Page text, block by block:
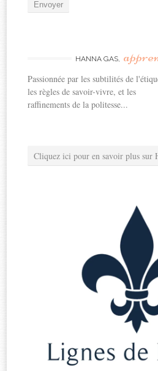
HANNA GAS,
Passionnée par les subtilités de
les règles de savoir-vivre, et les
raffinements de la politesse...
Cliquez ici pour en savoir plus sur